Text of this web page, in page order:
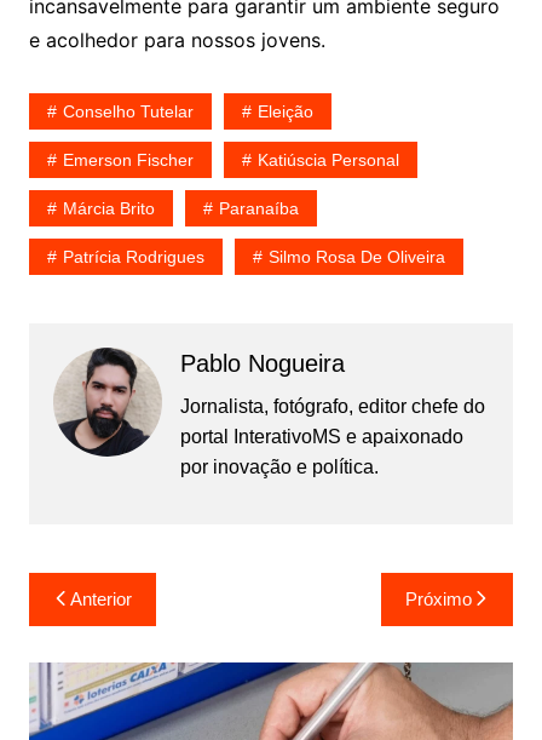
incansavelmente para garantir um ambiente seguro
e acolhedor para nossos jovens.
Conselho Tutelar Eleição
Emerson Fischer Katiúscia Personal
Márcia Brito Paranaíba
Patrícia Rodrigues Silmo Rosa De Oliveira
Pablo Nogueira
Jornalista, fotógrafo, editor chefe do
portal InterativoMS e apaixonado
por inovação e política.
Navegação
de
Post
Anterior Próximo